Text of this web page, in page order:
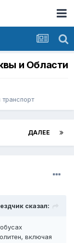
и Области
ДАЛЕЕ
сказал:
включая